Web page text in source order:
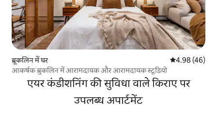
ब्रूकलिन में घर औसत रेटिंग 5 में
4.98 (46)
आकर्षक ब्रुकलिन में आरामदायक और आरामदायक स्टूडियो
एयर कंडीशनिंग की सुविधा वाले किराए पर
उपलब्ध अपार्टमेंट